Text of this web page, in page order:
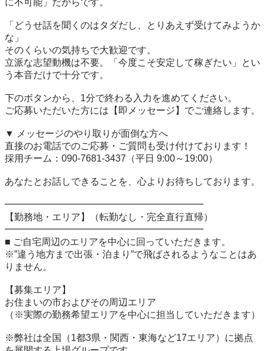
に不可能」だからです。
「どうせ話を聞くのはタダだし、とりあえず受けてみようか
な」
そのくらいの気持ちで大歓迎です。
立派な志望動機は不要。「今度こそ安定して稼ぎたい」とい
う本音だけで十分です。
下のボタンから、1分で終わる入力を進めてください。
ご応募いただいた方には【即メッセージ】でご連絡します。
▼ メッセージのやり取りが面倒な方へ
直接のお電話でのご応募・ご質問も受け付けております！
採用チーム：090-7681-3437（平日 9:00～19:00）
あなたとお話しできることを、心よりお待ちしております。
━━━━━━━━━━━━━━━━━━━━━
【勤務地・エリア】（転勤なし・完全直行直帰）
━━━━━━━━━━━━━━━━━━━━━
■ ご自宅周辺のエリアを中心に回っていただきます。
※”違う地方まで出張・泊まり”で飛ばされるようなことはあ
りません。
【募集エリア】
お住まいの市およびその周辺エリア
（※実際の勤務希望エリアを中心に担当していただきます）
※弊社は全国（1都3県・関西・東海など17エリア）に拠点